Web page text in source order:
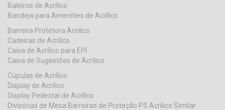
Baleiros de Acrílico
Bandeja para Amenities de Acrílico
Barreira Protetora Acrilico
Cadeiras de Acrílico
Caixa de Acrílico para EPI
Caixa de Sugestões de Acrílico
Cúpulas de Acrílico
Display de Acrílico
Display Pedestal de Acrílico
Divisórias de Mesa Barreiras de Proteção PS Acrílico Similar